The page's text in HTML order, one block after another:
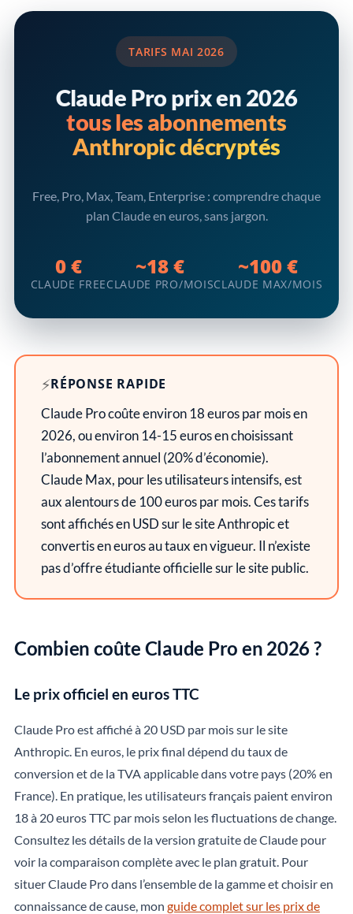
TARIFS MAI 2026
Claude Pro prix en 2026
tous les abonnements
Anthropic décryptés
Free, Pro, Max, Team, Enterprise : comprendre chaque
plan Claude en euros, sans jargon.
0 €
CLAUDE FREE
~18 €
CLAUDE PRO/MOIS
~100 €
CLAUDE MAX/MOIS
⚡RÉPONSE RAPIDE
Claude Pro coûte environ 18 euros par mois en
2026, ou environ 14-15 euros en choisissant
l’abonnement annuel (20% d’économie).
Claude Max, pour les utilisateurs intensifs, est
aux alentours de 100 euros par mois. Ces tarifs
sont affichés en USD sur le site Anthropic et
convertis en euros au taux en vigueur. Il n’existe
pas d’offre étudiante officielle sur le site public.
Combien coûte Claude Pro en 2026 ?
Le prix officiel en euros TTC
Claude Pro est affiché à 20 USD par mois sur le site
Anthropic. En euros, le prix final dépend du taux de
conversion et de la TVA applicable dans votre pays (20% en
France). En pratique, les utilisateurs français paient environ
18 à 20 euros TTC par mois selon les fluctuations de change.
Consultez les détails de la version gratuite de Claude pour
voir la comparaison complète avec le plan gratuit. Pour
situer Claude Pro dans l’ensemble de la gamme et choisir en
connaissance de cause, mon guide complet sur les prix de